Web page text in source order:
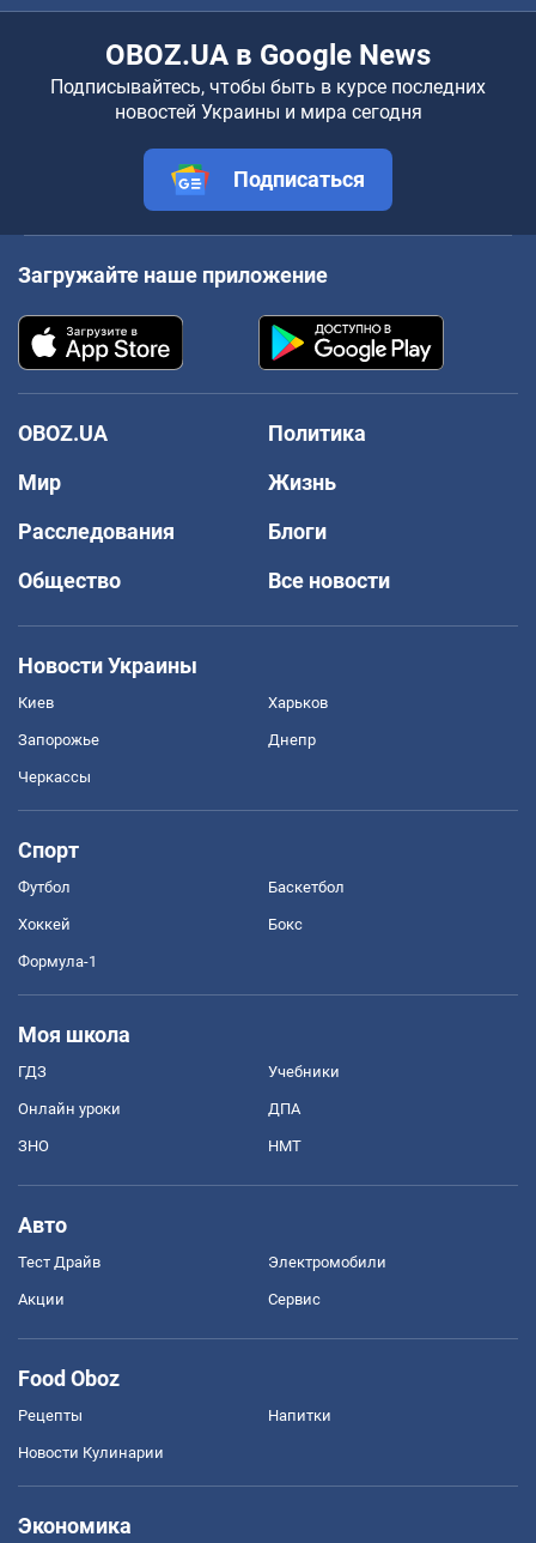
OBOZ.UA в Google News
Подписывайтесь, чтобы быть в курсе последних
новостей Украины и мира сегодня
Подписаться
Загружайте наше приложение
OBOZ.UA
Политика
Мир
Жизнь
Расследования
Блоги
Общество
Все новости
Новости Украины
Киев Харьков
Запорожье Днепр
Черкассы
Спорт
Футбол Баскетбол
Хоккей Бокс
Формула-1
Моя школа
ГДЗ Учебники
Онлайн уроки ДПА
ЗНО НМТ
Авто
Тест Драйв Электромобили
Акции Сервис
Food Oboz
Рецепты Напитки
Новости Кулинарии
Экономика